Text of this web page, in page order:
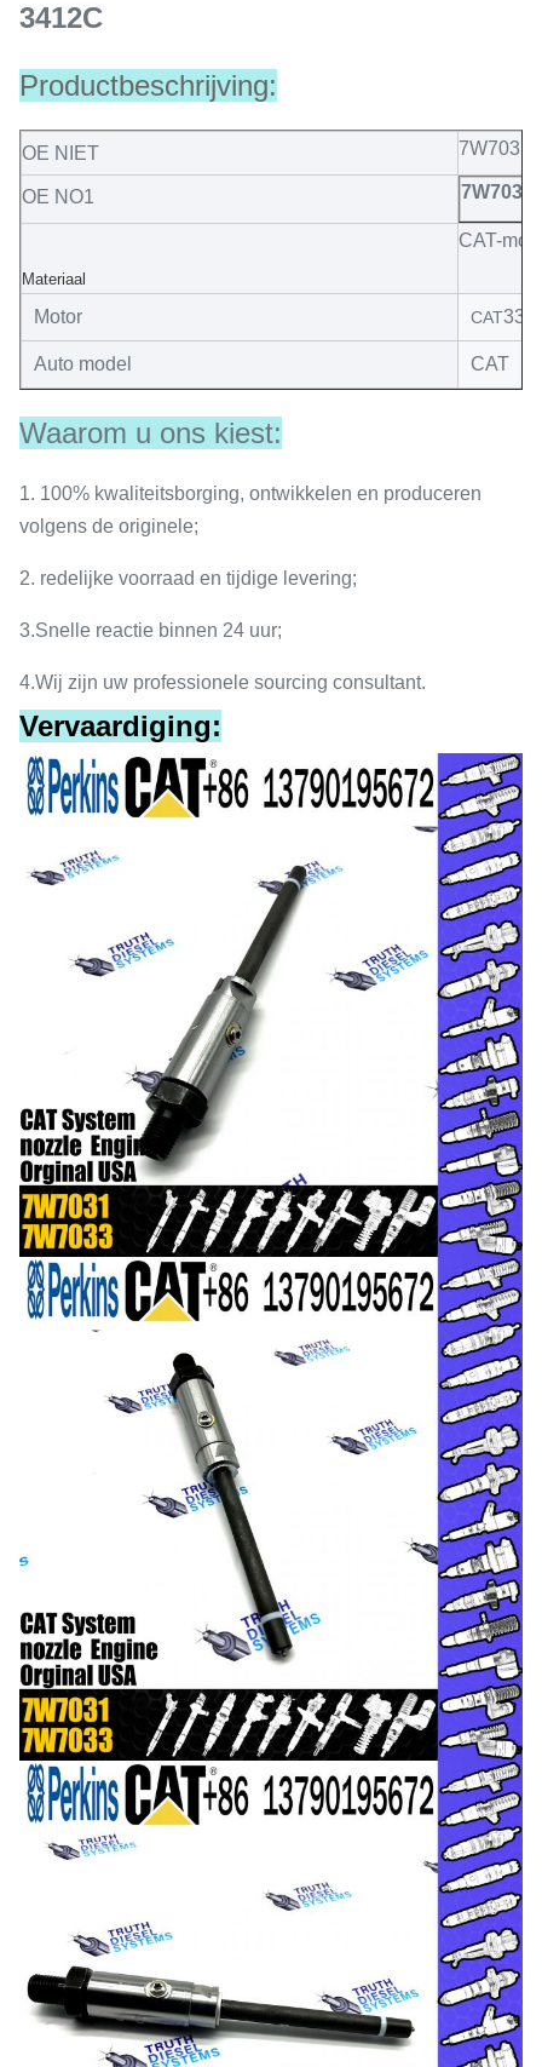
3412C
Productbeschrijving:
OE NIET 7W7031
OE NO1 7W7033
Materiaal
CAT-
Motor CAT
Auto model CAT
Waarom u ons kiest:
1. 100% kwaliteitsborging, ontwikkelen en produceren
volgens de originele;
2. redelijke voorraad en tijdige levering;
3.Snelle reactie binnen 24 uur;
4.Wij zijn uw professionele sourcing consultant.
Vervaardiging: